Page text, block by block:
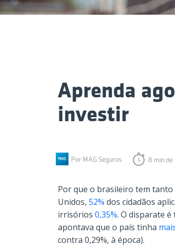
Aprenda
investir
Por MAG Seguros 8 min de
Por que o brasileiro tem tanto
Unidos, 52% dos cidadãos
irrisórios 0,35%. O disparate
apontava que o país tinha
contra 0,29%, à época).